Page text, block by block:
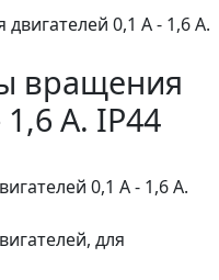
0,1 А - 1,6 А.
вращения
А. IP44
0,1 А - 1,6 А.
для